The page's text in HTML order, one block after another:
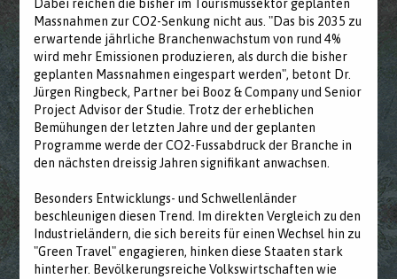
Dabei reichen die bisher im Tourismussektor geplanten
Massnahmen zur CO2-Senkung nicht aus. "Das bis 2035 zu
erwartende jährliche Branchenwachstum von rund 4%
wird mehr Emissionen produzieren, als durch die bisher
geplanten Massnahmen eingespart werden", betont Dr.
Jürgen Ringbeck, Partner bei Booz & Company und Senior
Project Advisor der Studie. Trotz der erheblichen
Bemühungen der letzten Jahre und der geplanten
Programme werde der CO2-Fussabdruck der Branche in
den nächsten dreissig Jahren signifikant anwachsen.
Besonders Entwicklungs- und Schwellenländer
beschleunigen diesen Trend. Im direkten Vergleich zu den
Industrieländern, die sich bereits für einen Wechsel hin zu
"Green Travel" engagieren, hinken diese Staaten stark
hinterher. Bevölkerungsreiche Volkswirtschaften wie